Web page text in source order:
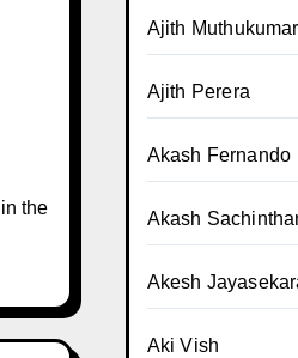
the
Ajith
Ajith Perera
Akash Fernando
Akash
Akesh
Aki Vish